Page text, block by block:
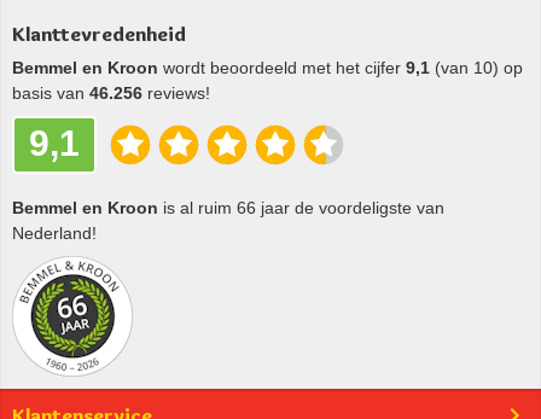
Klanttevredenheid
Bemmel en Kroon wordt beoordeeld met het cijfer 9,1 (van 10) op
basis van 46.256 reviews!
9,1
Bemmel en Kroon is al ruim 66 jaar de voordeligste van
Nederland!